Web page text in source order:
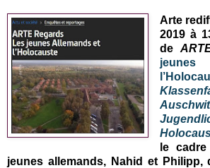
Arte
2019 à
de
le
jeunes allemands, Nahid et Philipp,